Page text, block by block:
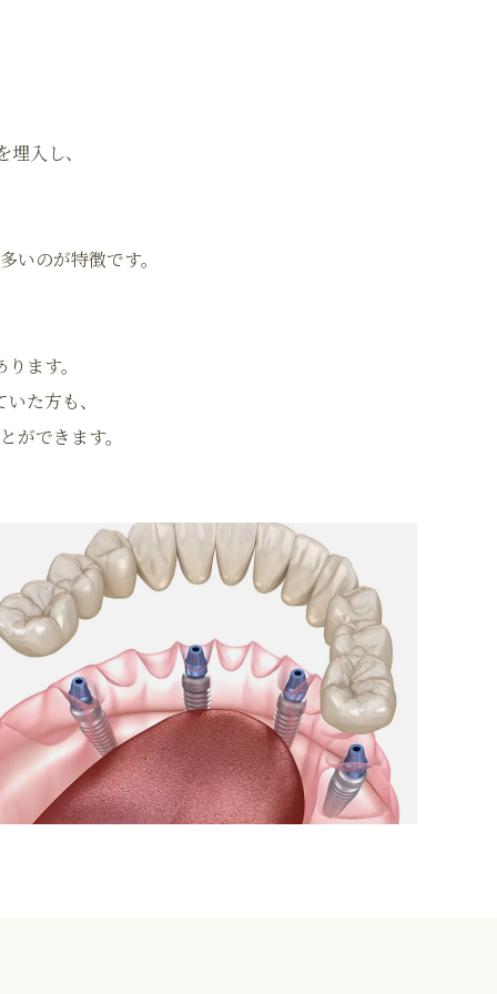
入し、
のが特徴です。
ます。
た方も、
できます。